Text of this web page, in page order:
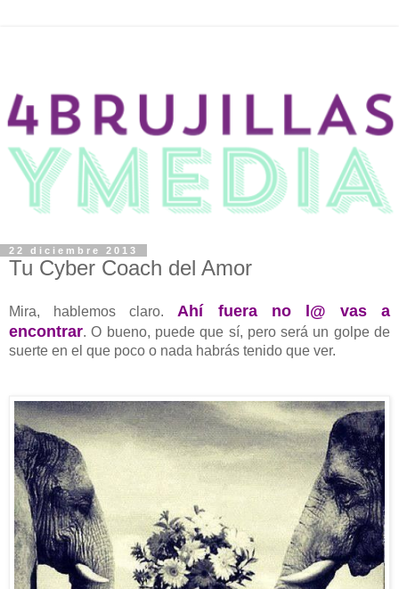
22 diciembre 2013
Tu Cyber Coach del Amor
Mira, hablemos claro. Ahí fuera no l@ vas a
encontrar. O bueno, puede que sí, pero será un golpe de
suerte en el que poco o nada habrás tenido que ver.